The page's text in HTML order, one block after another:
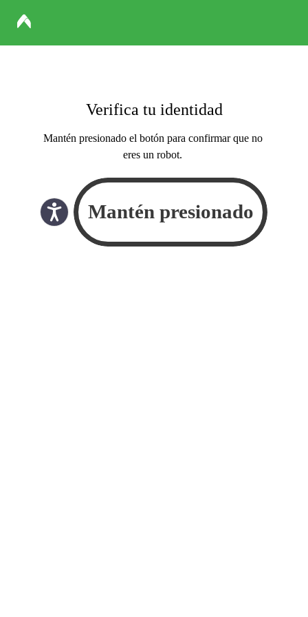
Verifica tu identidad
Mantén presionado el botón para confirmar que no
eres un robot.